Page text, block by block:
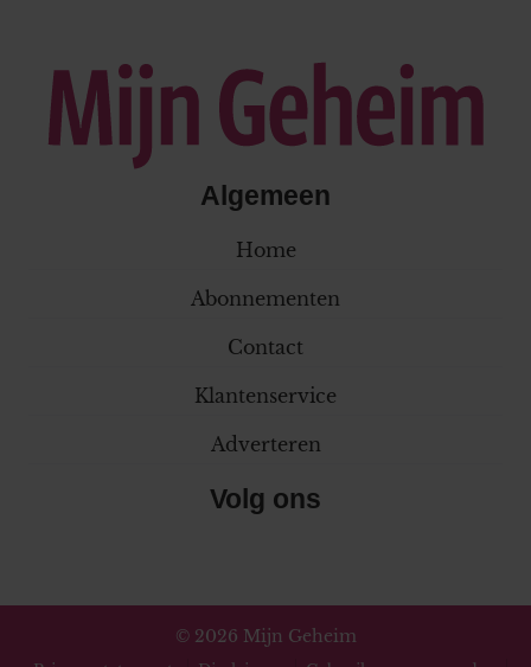
Algemeen
Home
Abonnementen
Contact
Klantenservice
Adverteren
Volg ons
© 2026 Mijn Geheim